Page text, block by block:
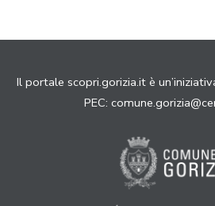
Il portale scopri.gorizia.it è
PEC: